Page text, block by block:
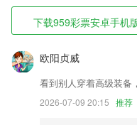
959彩票安卓手机版下
1,【挂靠模式，组织保障】
2,读书宝收集了大量外语学习
点那里；
3,最实用的学习秘笈：
下载959彩票安卓手机
欧阳贞威
看到别人穿着高级装备
2026-07-09 20:15 推荐